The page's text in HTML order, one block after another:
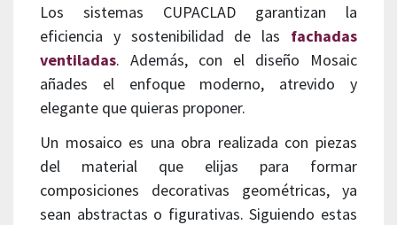
Los sistemas CUPACLAD garantizan la
eficiencia y sostenibilidad de las fachadas
ventiladas. Además, con el diseño Mosaic
añades el enfoque moderno, atrevido y
elegante que quieras proponer.
Un mosaico es una obra realizada con piezas
del material que elijas para formar
composiciones decorativas geométricas, ya
sean abstractas o figurativas. Siguiendo estas